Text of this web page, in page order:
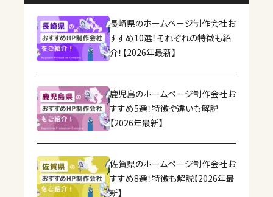
長崎県のホームページ制作会社お
すすめ10選！それぞれの特徴も紹
介！【2026年最新】
鹿児島のホームページ制作会社お
すすめ5選！特徴や違いも解説
【2026年最新】
佐賀県のホームページ制作会社お
すすめ8選！特徴も解説【2026年最
新】